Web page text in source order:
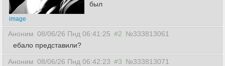
image
был
Аноним 08/06/26 Пнд 06:41:25 #2 №333813061
ебало представили?
Аноним 08/06/26 Пнд 06:42:23 #3 №333813071